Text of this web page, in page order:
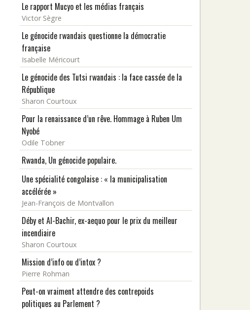
Le rapport Mucyo et les médias français
Victor Sègre
Le génocide rwandais questionne la démocratie
française
Isabelle Méricourt
Le génocide des Tutsi rwandais : la face cassée de la
République
Sharon Courtoux
Pour la renaissance d’un rêve. Hommage à Ruben Um
Nyobé
Odile Tobner
Rwanda, Un génocide populaire.
Une spécialité congolaise : « la municipalisation
accélérée »
Jean-François de Montvallon
Déby et Al-Bachir, ex-aequo pour le prix du meilleur
incendiaire
Sharon Courtoux
Mission d’info ou d’intox ?
Pierre Rohman
Peut-on vraiment attendre des contrepoids
politiques au Parlement ?